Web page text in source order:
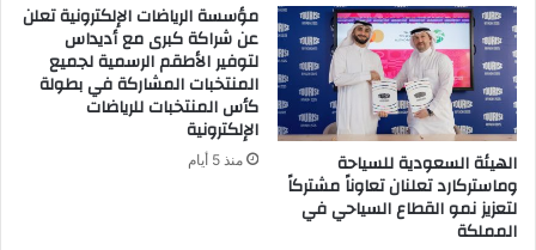
الهيئة السعودية للسياحة
وماستركارد تعلنان تعاوناً مشتركاً
لتعزيز نمو القطاع السياحي في
المملكة
مؤسسة الرياضات الإلكترونية تعلن
عن شراكة كبرى مع أديداس
لتوفير الأطقم الرسمية لجميع
المنتخبات المشاركة في بطولة
كأس المنتخبات للرياضات
الإلكترونية
منذ 5 أيام